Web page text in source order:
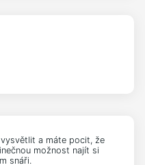
a máte pocit, že
možnost najít si
snáři.